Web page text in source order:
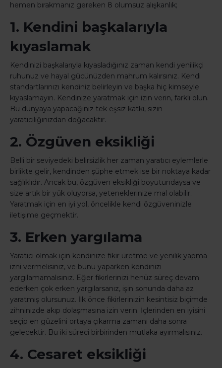
hemen bırakmanız gereken 8 olumsuz alışkanlık;
1. Kendini başkalarıyla
kıyaslamak
Kendinizi başkalarıyla kıyasladığınız zaman kendi yenilikçi
ruhunuz ve hayal gücünüzden mahrum kalırsınız. Kendi
standartlarınızı kendiniz belirleyin ve başka hiç kimseyle
kıyaslamayın. Kendinize yaratmak için izin verin, farklı olun.
Bu dünyaya yapacağınız tek eşsiz katkı, sizin
yaratıcılığınızdan doğacaktır.
2. Özgüven eksikliği
Belli bir seviyedeki belirsizlik her zaman yaratıcı eylemlerle
birlikte gelir, kendinden şüphe etmek ise bir noktaya kadar
sağlıklıdır. Ancak bu, özgüven eksikliği boyutundaysa ve
size artık bir yük oluyorsa, yeteneklerinize mal olabilir.
Yaratmak için en iyi yol, öncelikle kendi özgüveninizle
iletişime geçmektir.
3. Erken yargılama
Yaratıcı olmak için kendinize fikir üretme ve yenilik yapma
izni vermelisiniz, ve bunu yaparken kendinizi
yargılamamalısınız. Eğer fikirlerinizi henüz süreç devam
ederken çok erken yargılarsanız, işin sonunda daha az
yaratmış olursunuz. İlk önce fikirlerinizin kesintisiz biçimde
zihninizde akıp dolaşmasına izin verin. İçlerinden en iyisini
seçip en güzelini ortaya çıkarma zamanı daha sonra
gelecektir. Bu iki süreci birbirinden mutlaka ayırmalısınız.
4. Cesaret eksikliği